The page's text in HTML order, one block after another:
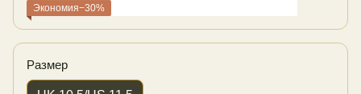
Экономия−30%
Размер